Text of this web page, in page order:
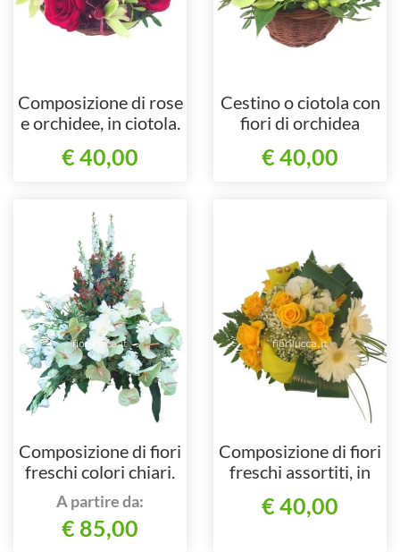
Composizione di rose
e orchidee, in ciotola.
€ 40,00
Cestino o ciotola con
fiori di orchidea
€ 40,00
Composizione di fiori
freschi colori chiari.
A partire da:
€ 85,00
Composizione di fiori
freschi assortiti, in
rose.
€ 40,00